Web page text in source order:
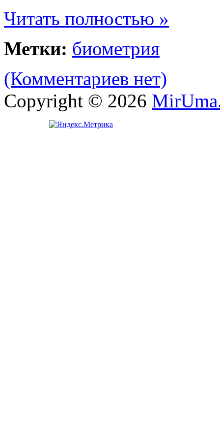
Читать полностью »
Метки: биометрия
(Комментариев нет)
Copyright © 2026